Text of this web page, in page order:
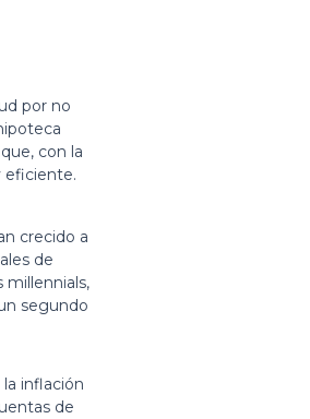
por no
con la
eficiente.
crecido a
de
millennials,
segundo
inflación
de